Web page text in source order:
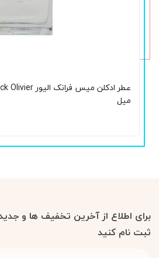
میل
برای اطلاع از آخرین تخفیف ها و
ثبت نام کنید